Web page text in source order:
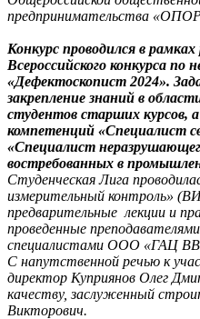
предпринимательства
Конкурс проводился в
Всероссийского конкурса
«Дефектоскопист 2024».
закрепление знаний в
студентов старших курсов,
компетенций «Специалист
«Специалист
востребованных в
Студенческая Лига
измерительный контроль»
предварительные лекции и
проведенные
специалистами ООО «ГАЦ
С напутственной речью к
директор Куприянов Олег
качеству, заслуженный
Викторович.